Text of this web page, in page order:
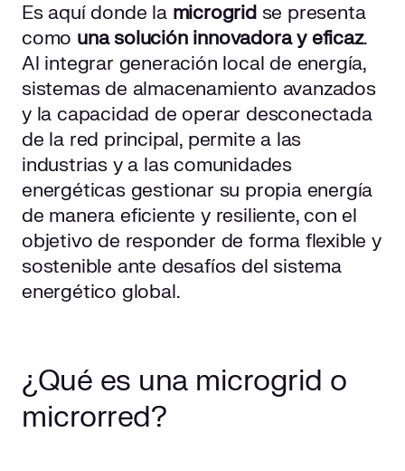
Es aquí donde la microgrid se presenta
como una solución innovadora y eficaz.
Al integrar generación local de energía,
sistemas de almacenamiento avanzados
y la capacidad de operar desconectada
de la red principal, permite a las
industrias y a las comunidades
energéticas gestionar su propia energía
de manera eficiente y resiliente, con el
objetivo de responder de forma flexible y
sostenible ante desafíos del sistema
energético global.
¿Qué es una microgrid o
microrred?